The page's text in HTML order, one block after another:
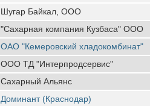
Шугар Байкал, ООО
"Сахарная компания Кузбаса" ООО
ОАО "Кемеровский хладокомбинат"
ООО ТД "Интерпродсервис"
Сахарный Альянс
Доминант (Краснодар)